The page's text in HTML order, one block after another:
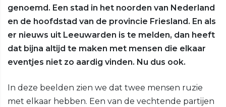
genoemd. Een stad in het noorden van Nederland
en de hoofdstad van de provincie Friesland. En als
er nieuws uit Leeuwarden is te melden, dan heeft
dat bijna altijd te maken met mensen die elkaar
eventjes niet zo aardig vinden. Nu dus ook.
In deze beelden zien we dat twee mensen ruzie
met elkaar hebben. Een van de vechtende partijen